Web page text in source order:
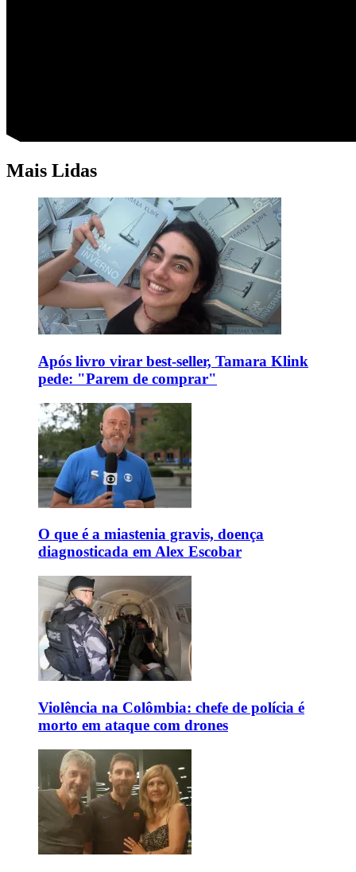
Mais Lidas
Após livro virar best-seller, Tamara Klink
pede: "Parem de comprar"
O que é a miastenia gravis, doença
diagnosticada em Alex Escobar
Violência na Colômbia: chefe de polícia é
morto em ataque com drones